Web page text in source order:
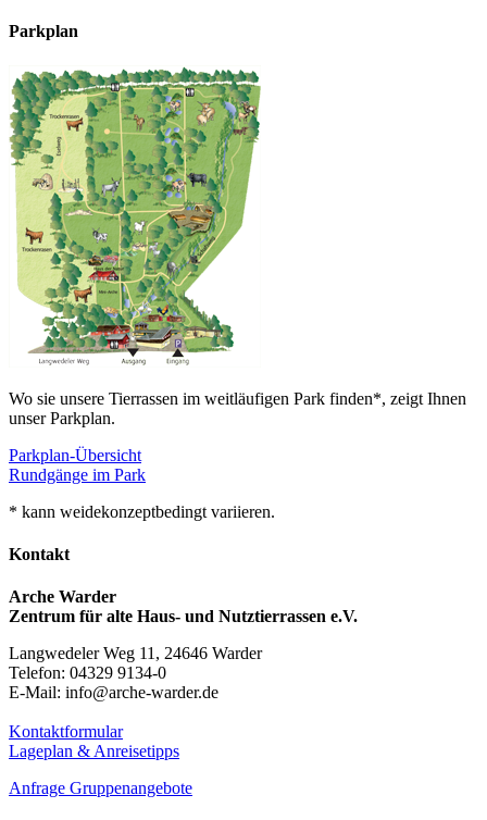
Parkplan
Wo sie unsere Tierrassen im weitläufigen Park finden*, zeigt Ihnen
unser Parkplan.
Parkplan-Übersicht
Rundgänge im Park
* kann weidekonzeptbedingt variieren.
Kontakt
Arche Warder
Zentrum für alte Haus- und Nutztierrassen e.V.
Langwedeler Weg 11, 24646 Warder
Telefon: 04329 9134-0
E-Mail: info@arche-warder.de
Kontaktformular
Lageplan & Anreisetipps
Anfrage Gruppenangebote